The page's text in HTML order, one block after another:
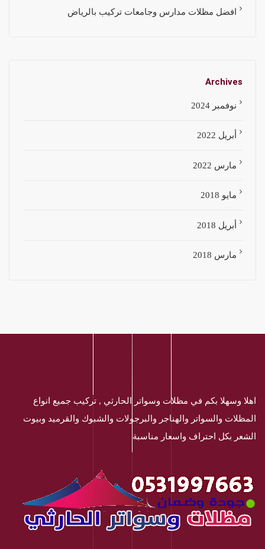
افضل مظلات مدارس وجامعات تركيب بالرياض
Archives
نوفمبر 2024
أبريل 2022
مارس 2022
مايو 2018
أبريل 2018
مارس 2018
اهلا وسهلا بكم في مظلات وسواتر الحارثي , تركيب جميع انواع
المظلات والسواتر والهناجر والبرجولات والشبوك والقرميد وبيوت
الشعر بكل احتراف واسعار مناسبة